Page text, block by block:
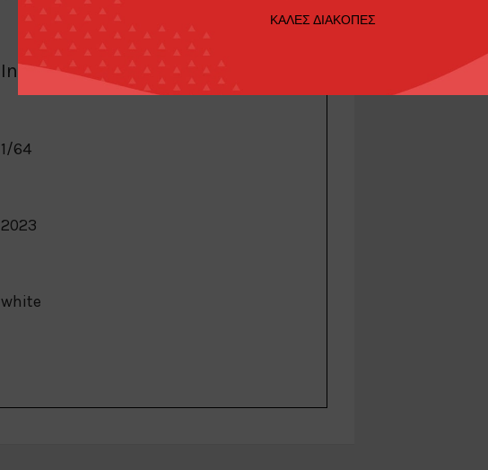
ΚΑΛΕΣ ΔΙΑΚΟΠΕΣ
Inno Models
1/64
2023
white